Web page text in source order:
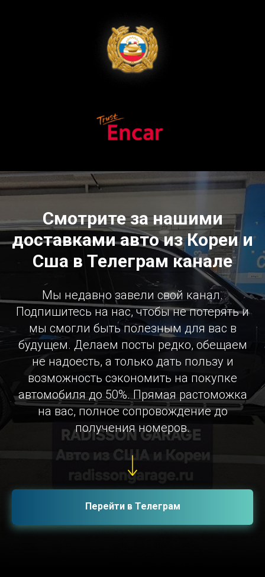
Смотрите за нашими
доставками авто из Кореи и
Сша в Телеграм канале
Мы недавно завели свой канал.
Подпишитесь на нас, чтобы не потерять и
мы смогли быть полезным для вас в
будущем. Делаем посты редко, обещаем
не надоесть, а только дать пользу и
возможность сэкономить на покупке
автомобиля до 50%. Прямая растоможка
на вас, полное сопровождение до
получения номеров.
Перейти в Телеграм